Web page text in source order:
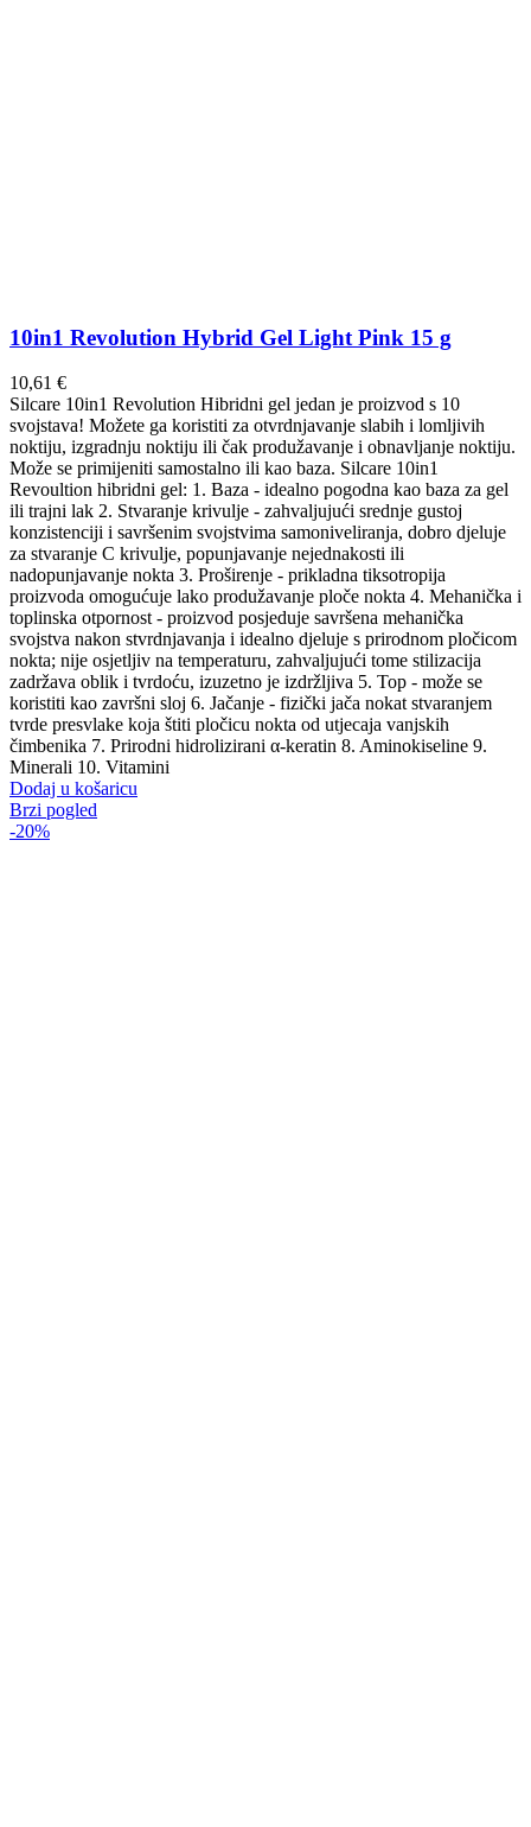
10in1 Revolution Hybrid Gel Light Pink 15 g
10,61 €
Silcare 10in1 Revolution Hibridni gel jedan je proizvod s 10
svojstava! Možete ga koristiti za otvrdnjavanje slabih i lomljivih
noktiju, izgradnju noktiju ili čak produžavanje i obnavljanje noktiju.
Može se primijeniti samostalno ili kao baza. Silcare 10in1
Revoultion hibridni gel: 1. Baza - idealno pogodna kao baza za gel
ili trajni lak 2. Stvaranje krivulje - zahvaljujući srednje gustoj
konzistenciji i savršenim svojstvima samoniveliranja, dobro djeluje
za stvaranje C krivulje, popunjavanje nejednakosti ili
nadopunjavanje nokta 3. Proširenje - prikladna tiksotropija
proizvoda omogućuje lako produžavanje ploče nokta 4. Mehanička i
toplinska otpornost - proizvod posjeduje savršena mehanička
svojstva nakon stvrdnjavanja i idealno djeluje s prirodnom pločicom
nokta; nije osjetljiv na temperaturu, zahvaljujući tome stilizacija
zadržava oblik i tvrdoću, izuzetno je izdržljiva 5. Top - može se
koristiti kao završni sloj 6. Jačanje - fizički jača nokat stvaranjem
tvrde presvlake koja štiti pločicu nokta od utjecaja vanjskih
čimbenika 7. Prirodni hidrolizirani α-keratin 8. Aminokiseline 9.
Minerali 10. Vitamini
Dodaj u košaricu
Brzi pogled
-20%